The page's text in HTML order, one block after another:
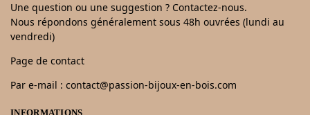
Une question ou une suggestion ? Contactez-nous.
Nous répondons généralement sous 48h ouvrées (lundi au
vendredi)
Page de contact
Par e-mail : contact@passion-bijoux-en-bois.com
INFORMATIONS